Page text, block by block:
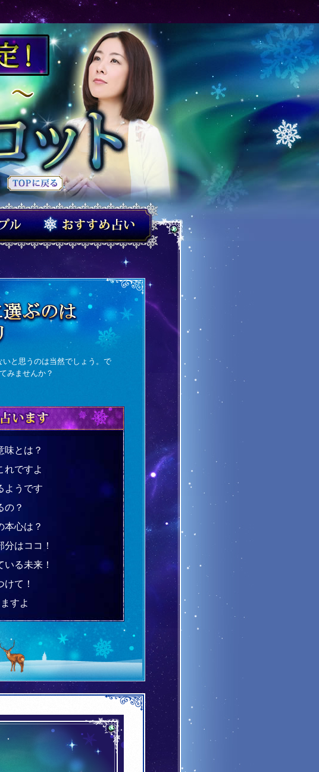
いと思うのは当然でしょう。で
みませんか？
とは？
れですよ
ようです
の？
心は？
はココ！
る未来！
て！
すよ